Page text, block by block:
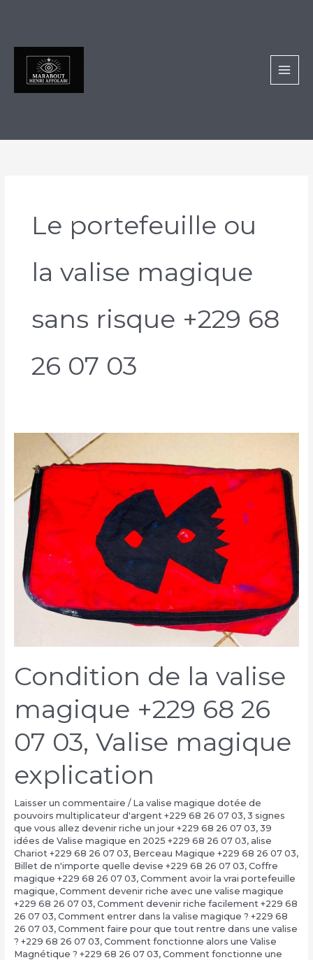
Le portefeuille ou
la valise magique
sans risque +229 68
26 07 03
Condition de la valise
magique +229 68 26
07 03, Valise magique
explication
Laisser un commentaire / La valise magique dotée de
pouvoirs multiplicateur d'argent +229 68 26 07 03, 3 signes
que vous allez devenir riche un jour +229 68 26 07 03, 39
idées de Valise magique en 2025 +229 68 26 07 03, alise
Chariot +229 68 26 07 03, Berceau Magique +229 68 26 07 03,
Billet de n'importe quelle devise +229 68 26 07 03, Coffre
magique +229 68 26 07 03, Comment avoir la vrai portefeuille
magique, Comment devenir riche avec une valise magique
+229 68 26 07 03, Comment devenir riche facilement +229 68
26 07 03, Comment entrer dans la valise magique ? +229 68
26 07 03, Comment faire pour que tout rentre dans une valise
? +229 68 26 07 03, Comment fonctionne alors une Valise
Magnétique ? +229 68 26 07 03, Comment fonctionne une